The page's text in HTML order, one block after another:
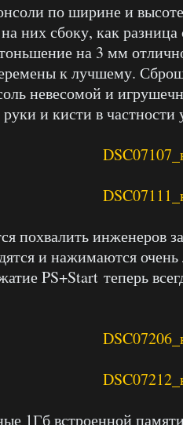
по ширине и
них сбоку, как
на 3 мм
к лучшему.
невесомой и
и кисти в частности
похвалить инженеров
и нажимаются
PS+Start теперь
1Гб встроенной